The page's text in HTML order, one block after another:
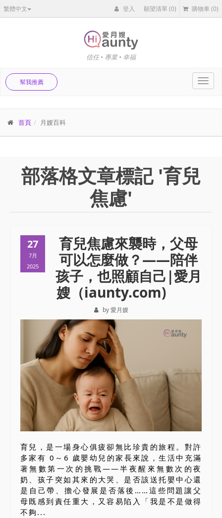
繁體中文 登入 願望清單(0) 購物車 (0)
信任 • 專業 • 幸福
幫我推薦
首頁 月嫂百科
部落格文章標記 '育兒
焦慮'
27
7月
2025
育兒焦慮來襲時，父母
可以怎麼做？——陪伴
孩子，也照顧自己|愛月
嫂（iaunty.com)
by 愛月嫂
育兒，是一場身心俱疲卻無比珍貴的旅程。對許
多家有 0～6 歲嬰幼兒的家長來說，生活中充滿
著無數第一次的挑戰——半夜醒來無數次的夜
奶、孩子突如其來的大哭、是否該送托嬰中心還
是自己帶、擔心發展是否落後……這些問題讓父
母既感到責任重大，又容易陷入「我是不是做得
不夠...